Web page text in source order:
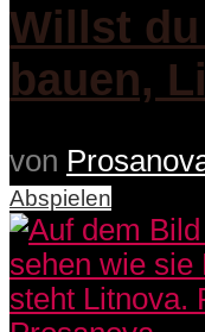
Willst
bauen,
von
Abspielen